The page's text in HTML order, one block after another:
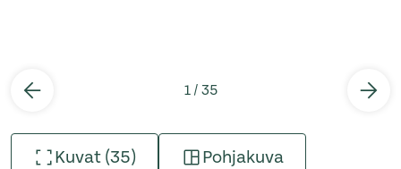
1 / 35
Kuvat (35) Pohjakuva